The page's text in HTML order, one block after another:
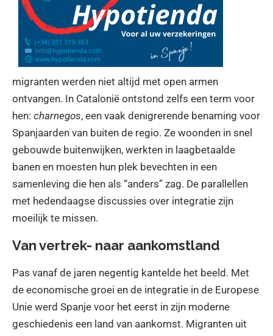
migranten werden niet altijd met open armen
ontvangen. In Catalonië ontstond zelfs een term voor
hen: charnegos, een vaak denigrerende benaming voor
Spanjaarden van buiten de regio. Ze woonden in snel
gebouwde buitenwijken, werkten in laagbetaalde
banen en moesten hun plek bevechten in een
samenleving die hen als “anders” zag. De parallellen
met hedendaagse discussies over integratie zijn
moeilijk te missen.
Van vertrek- naar aankomstland
Pas vanaf de jaren negentig kantelde het beeld. Met
de economische groei en de integratie in de Europese
Unie werd Spanje voor het eerst in zijn moderne
geschiedenis een land van aankomst. Migranten uit